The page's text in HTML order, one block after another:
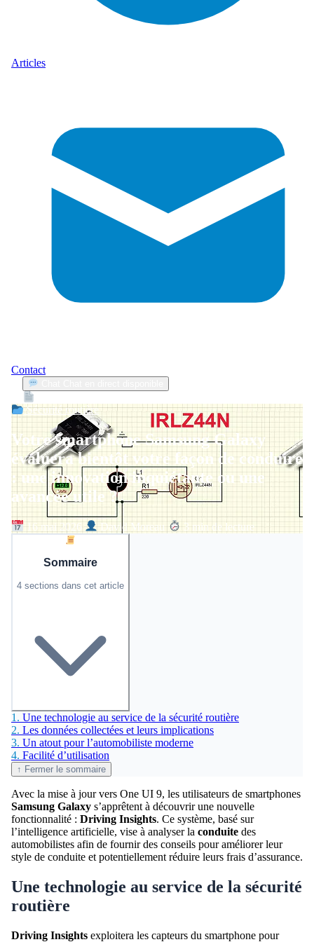
Articles
Contact
Sécurité routière
Votre smartphone Samsung Galaxy
évaluera bientôt votre façon de conduire
: une innovation inquiétante ou une
avancée utile ?
16 mai 2026 David Moreau 3 min de lecture
Sommaire
4 sections dans cet article
1. Une technologie au service de la sécurité routière
2. Les données collectées et leurs implications
3. Un atout pour l’automobiliste moderne
4. Facilité d’utilisation
↑ Fermer le sommaire
Avec la mise à jour vers One UI 9, les utilisateurs de smartphones
Samsung Galaxy s’apprêtent à découvrir une nouvelle
fonctionnalité : Driving Insights. Ce système, basé sur
l’intelligence artificielle, vise à analyser la conduite des
automobilistes afin de fournir des conseils pour améliorer leur
style de conduite et potentiellement réduire leurs frais d’assurance.
Une technologie au service de la sécurité
routière
Driving Insights exploitera les capteurs du smartphone pour